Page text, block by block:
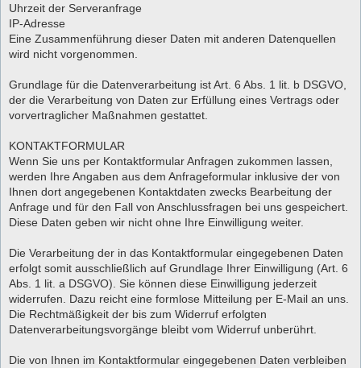
Uhrzeit der Serveranfrage
IP-Adresse
Eine Zusammenführung dieser Daten mit anderen Datenquellen
wird nicht vorgenommen.
Grundlage für die Datenverarbeitung ist Art. 6 Abs. 1 lit. b DSGVO,
der die Verarbeitung von Daten zur Erfüllung eines Vertrags oder
vorvertraglicher Maßnahmen gestattet.
KONTAKTFORMULAR
Wenn Sie uns per Kontaktformular Anfragen zukommen lassen,
werden Ihre Angaben aus dem Anfrageformular inklusive der von
Ihnen dort angegebenen Kontaktdaten zwecks Bearbeitung der
Anfrage und für den Fall von Anschlussfragen bei uns gespeichert.
Diese Daten geben wir nicht ohne Ihre Einwilligung weiter.
Die Verarbeitung der in das Kontaktformular eingegebenen Daten
erfolgt somit ausschließlich auf Grundlage Ihrer Einwilligung (Art. 6
Abs. 1 lit. a DSGVO). Sie können diese Einwilligung jederzeit
widerrufen. Dazu reicht eine formlose Mitteilung per E-Mail an uns.
Die Rechtmäßigkeit der bis zum Widerruf erfolgten
Datenverarbeitungsvorgänge bleibt vom Widerruf unberührt.
Die von Ihnen im Kontaktformular eingegebenen Daten verbleiben